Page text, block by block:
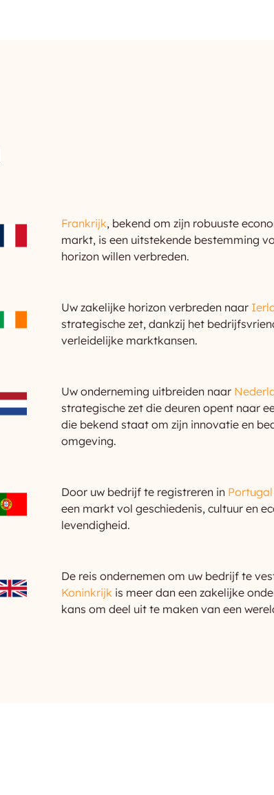
Frankrijk, bekend om zijn robuuste
markt, is een uitstekende bestemming
horizon willen verbreden.
Uw zakelijke horizon verbreden naar
strategische zet, dankzij het
verleidelijke marktkansen.
Uw onderneming uitbreiden naar
strategische zet die deuren opent naar
die bekend staat om zijn innovatie en
omgeving.
Door uw bedrijf te registreren in Portugal
een markt vol geschiedenis, cultuur en
levendigheid.
De reis ondernemen om uw bedrijf te
Koninkrijk is meer dan een zakelijke
kans om deel uit te maken van een